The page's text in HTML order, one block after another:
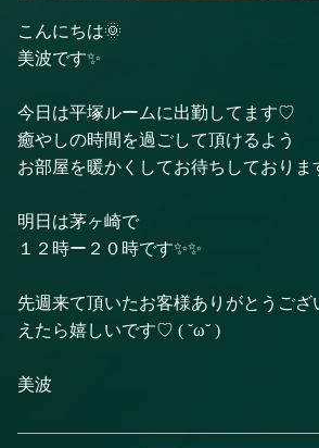
こんにちは🌞
美波です✨
今日は平塚ルームに出勤してます♡
癒やしの時間を過ごして頂けるよう
お部屋を暖かくしてお待ちしており
明日は茅ヶ崎で
１２時ー２０時です✨✨
先週来て頂いたお客様ありがとうござ
えたら嬉しいです♡ ( ˘ω˘ )
美波